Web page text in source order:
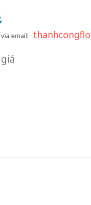
email: